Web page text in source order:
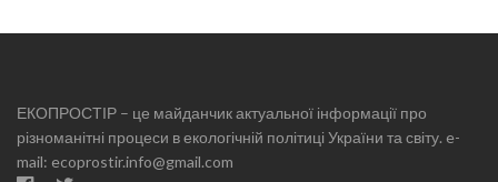
ЕКОПРОСТІР – це майданчик актуальної інформації про
різноманітні процеси в екологічній політиці України та світу. e-
mail: ecoprostir.info@gmail.com